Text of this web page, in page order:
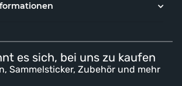
es sich, bei uns zu kaufen
Sammelsticker, Zubehör und mehr